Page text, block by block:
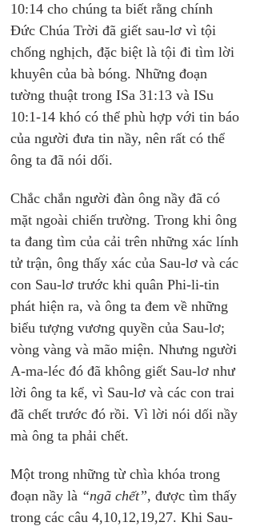
10:14 cho chúng ta biết rằng chính
Đức Chúa Trời đã giết sau-lơ vì tội
chống nghịch, đặc biệt là tội đi tìm lời
khuyên của bà bóng. Những đoạn
tường thuật trong ISa 31:13 và ISu
10:1-14 khó có thể phù hợp với tin báo
của người đưa tin nầy, nên rất có thể
ông ta đã nói dối.
Chắc chắn người đàn ông nầy đã có
mặt ngoài chiến trường. Trong khi ông
ta đang tìm của cải trên những xác lính
tử trận, ông thấy xác của Sau-lơ và các
con Sau-lơ trước khi quân Phi-li-tin
phát hiện ra, và ông ta đem về những
biểu tượng vương quyền của Sau-lơ;
vòng vàng và mão miện. Nhưng người
A-ma-léc đó đã không giết Sau-lơ như
lời ông ta kể, vì Sau-lơ và các con trai
đã chết trước đó rồi. Vì lời nói dối nầy
mà ông ta phải chết.
Một trong những từ chìa khóa trong
đoạn nầy là “ngã chết”, được tìm thấy
trong các câu 4,10,12,19,27. Khi Sau-